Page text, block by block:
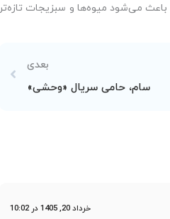
می‌شود میوه‌ها و سبزیجات تازه‌تر
بعدی
سام، حامی سریال «وحشی»
خرداد 20, 1405 در 10:02